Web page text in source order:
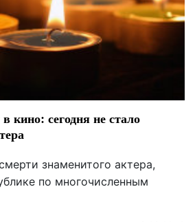
кино: сегодня не стало
знаменитого актера,
по многочисленным